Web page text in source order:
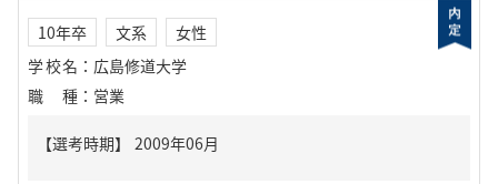
10年卒 文系
女性
学校名 ： 広島修道大学
職種 ： 営業